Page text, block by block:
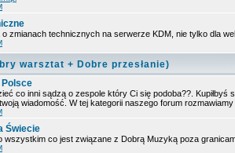
o zmianach technicznych na serwerze KDM, nie tylko dla
warsztat + Dobre przesłanie)
Polsce
co inni sądzą o zespole który Ci się podoba??. Kupiłbyś
wiadomość. W tej kategorii naszego forum
Świecie
wszystkim co jest związane z Dobrą Muzyką poza